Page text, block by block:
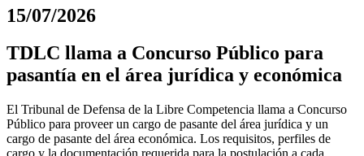
15/07/2026
TDLC llama a Concurso Público para
pasantía en el área jurídica y económica
El Tribunal de Defensa de la Libre Competencia llama a Concurso
Público para proveer un cargo de pasante del área jurídica y un
cargo de pasante del área económica. Los requisitos, perfiles de